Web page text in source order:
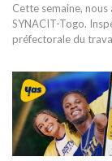
Cette semaine,
SYNACIT-Togo.
préfectorale du